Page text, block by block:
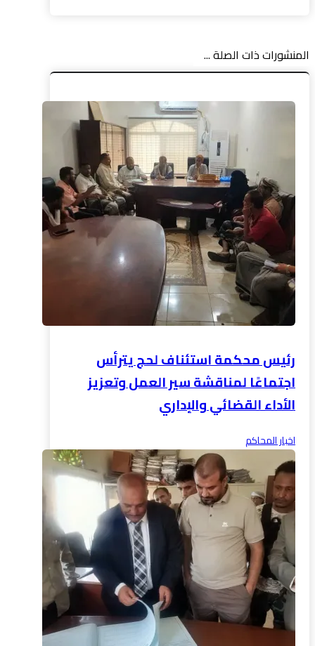
المنشورات ذات الصلة ...
رئيس محكمة استئناف لحج يترأس
اجتماعًا لمناقشة سير العمل وتعزيز
الأداء القضائي والإداري
اخبار المحاكم